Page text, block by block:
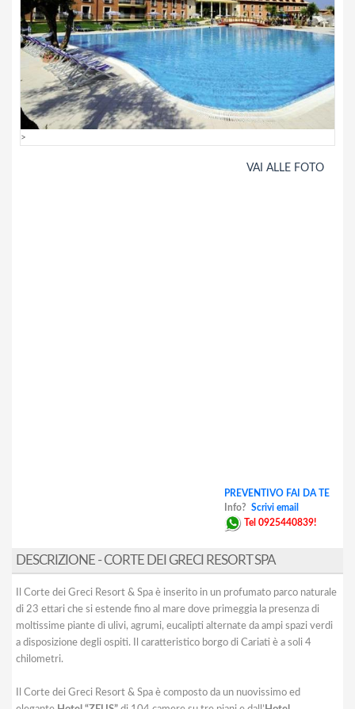
>
VAI ALLE FOTO
PREVENTIVO FAI DA TE
Info? Scrivi email
Tel 0925440839!
DESCRIZIONE - CORTE DEI GRECI RESORT SPA
Il Corte dei Greci Resort & Spa è inserito in un profumato parco naturale
di 23 ettari che si estende fino al mare dove primeggia la presenza di
moltissime piante di ulivi, agrumi, eucalipti alternate da ampi spazi verdi
a disposizione degli ospiti. Il caratteristico borgo di Cariati è a soli 4
chilometri.
Il Corte dei Greci Resort & Spa è composto da un nuovissimo ed